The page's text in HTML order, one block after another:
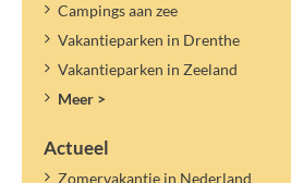
Campings aan zee
Vakantieparken in Drenthe
Vakantieparken in Zeeland
Meer >
Actueel
Zomervakantie in Nederland